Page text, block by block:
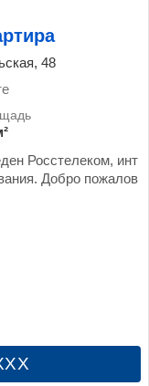
48
Росстелеком, инт
Добро пожалов